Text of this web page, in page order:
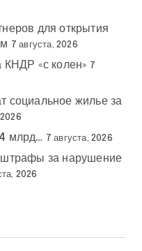
для открытия
7 августа, 2026
КНДР «с колен» 7
социальное жилье за
2026
млрд… 7 августа, 2026
штрафы за нарушение
2026